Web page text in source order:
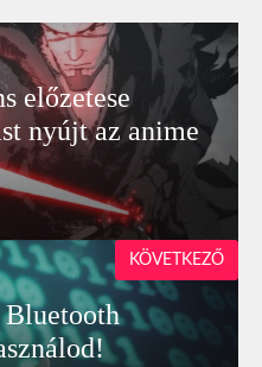
előzetese
nyújt az anime
Bluetooth
KÖVETKEZŐ